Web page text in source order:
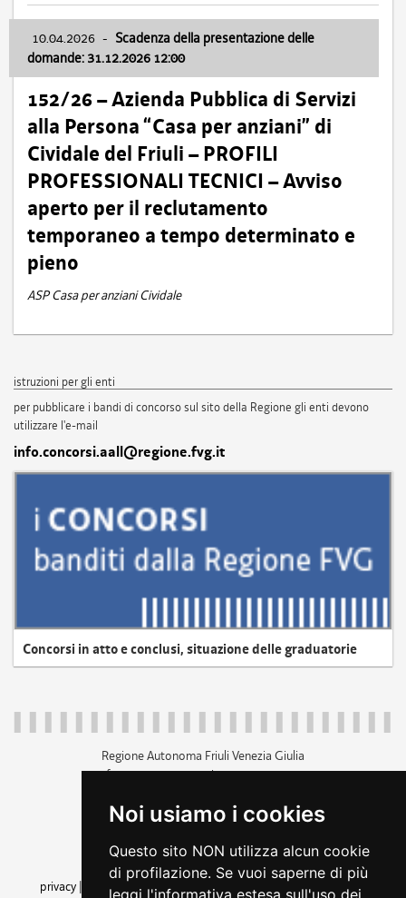
Noi usiamo i cookies
Questo sito NON utilizza alcun cookie
di profilazione. Se vuoi saperne di più
leggi l'informativa estesa sull'uso dei
10.04.2026 - Scadenza della presentazione delle
domande: 31.12.2026 12:00
152/26 – Azienda Pubblica di Servizi
alla Persona “Casa per anziani” di
Cividale del Friuli – PROFILI
PROFESSIONALI TECNICI – Avviso
aperto per il reclutamento
temporaneo a tempo determinato e
pieno
ASP Casa per anziani Cividale
istruzioni per gli enti
per pubblicare i bandi di concorso sul sito della Regione gli enti devono
utilizzare l'e-mail
info.concorsi.aall@regione.fvg.it
Concorsi in atto e conclusi, situazione delle graduatorie
Regione Autonoma Friuli Venezia Giulia
c.f. 80014930327; p.iva 00526040324
+39 040 3771111
amministrazione trasparente
privacy
cookie |note legali accessibilità
dichiarazione di